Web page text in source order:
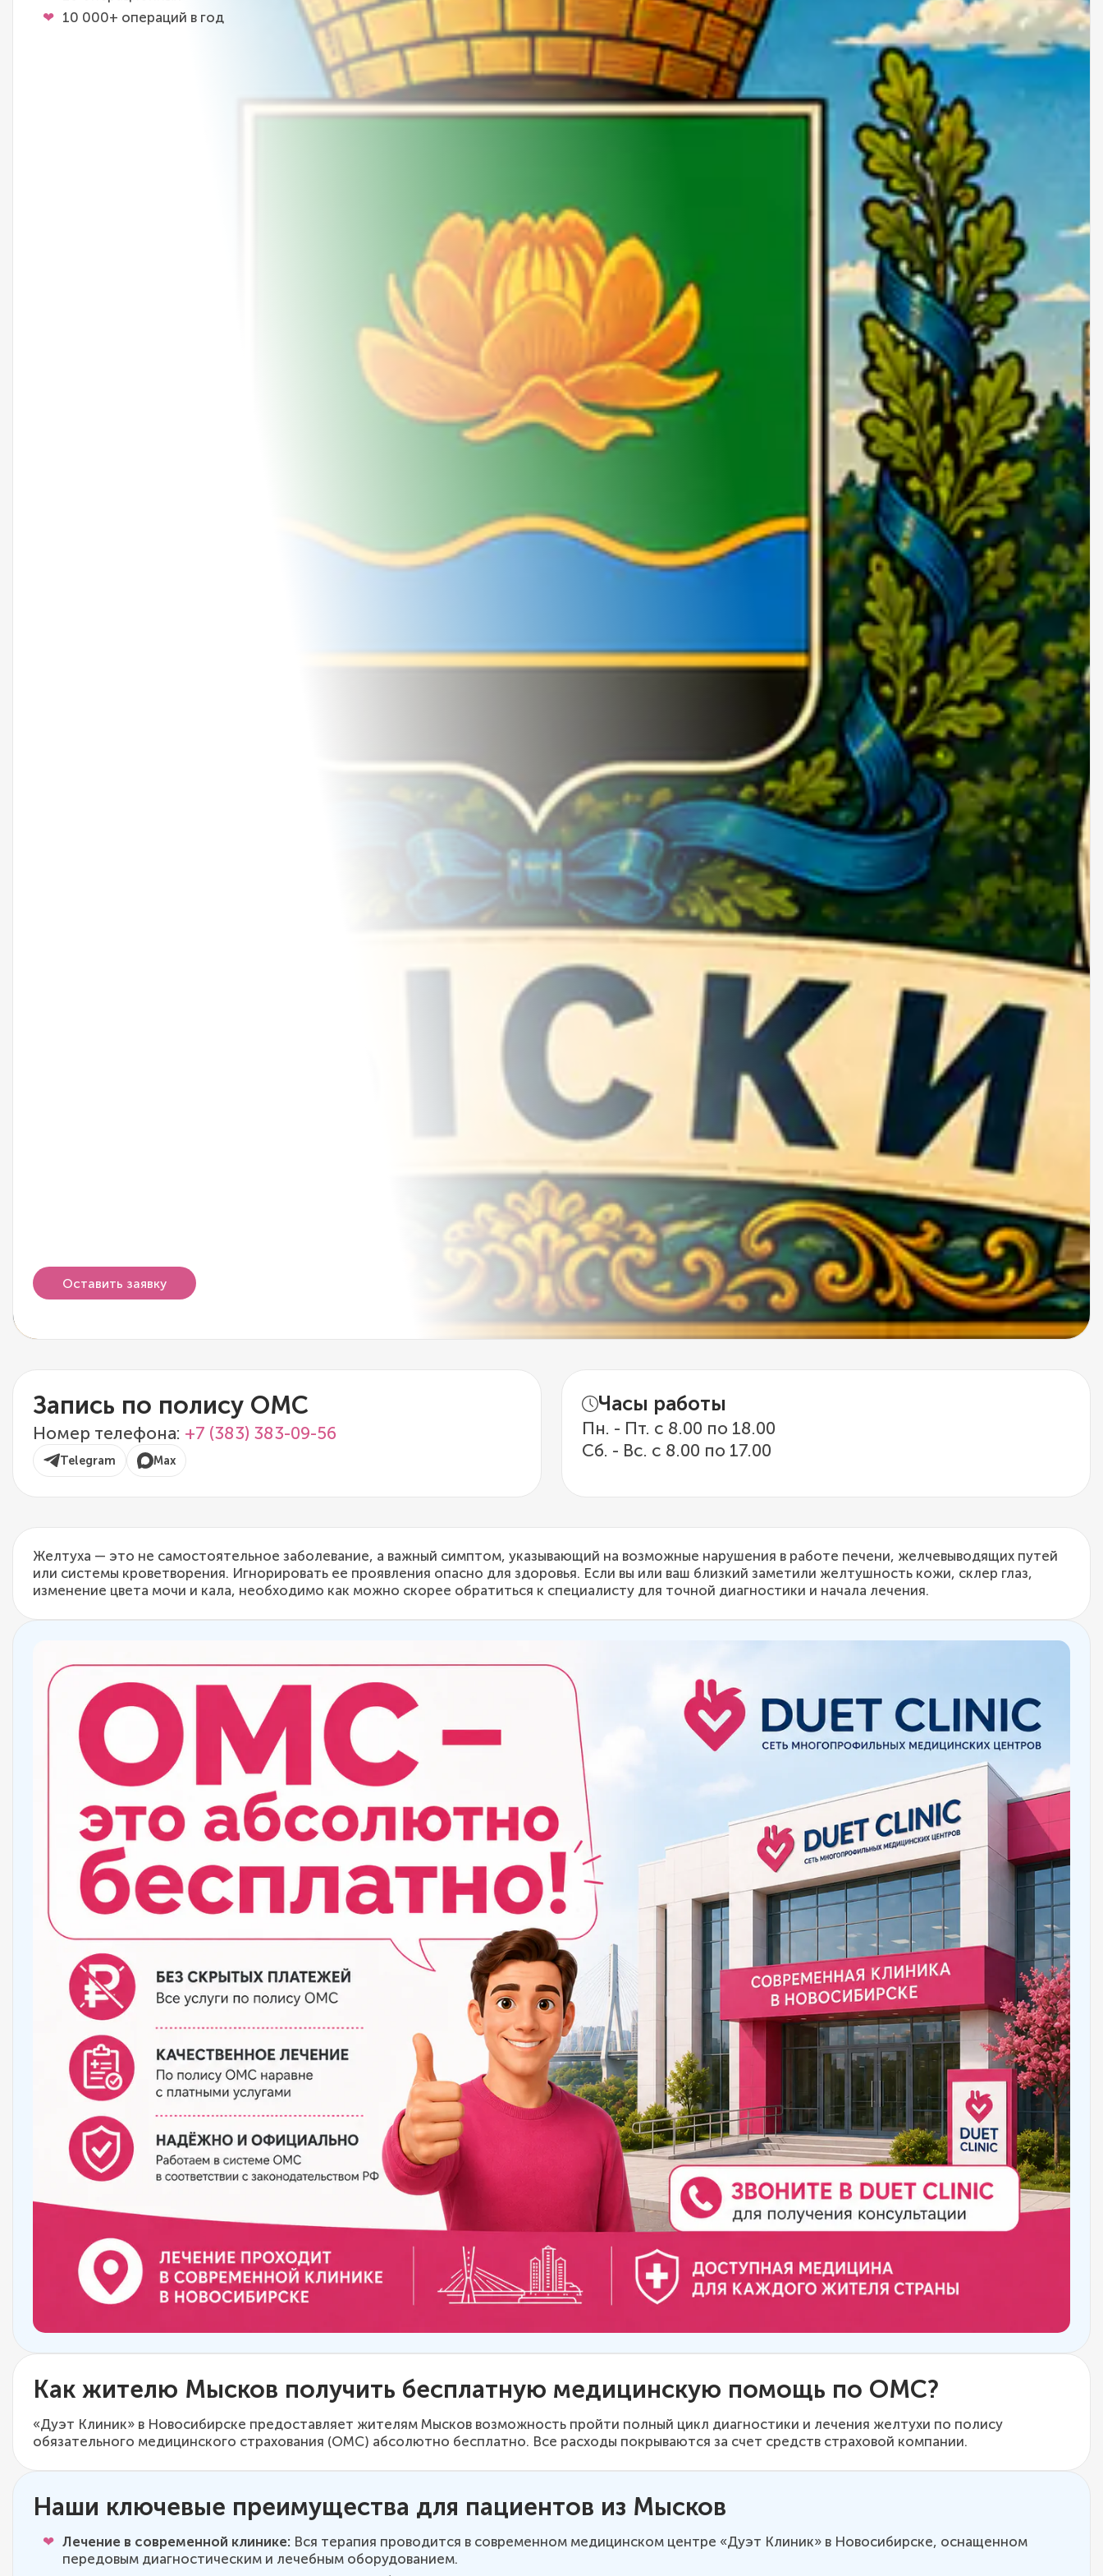
10 000+ операций в год
Оставить заявку
Запись по полису ОМС
Номер телефона: +7 (383) 383-09-56
Telegram Max
Часы работы
Пн. - Пт. с 8.00 по 18.00
Сб. - Вс. с 8.00 по 17.00
Желтуха — это не самостоятельное заболевание, а важный симптом, указывающий на возможные нарушения в работе печени, желчевыводящих путей
или системы кроветворения. Игнорировать ее проявления опасно для здоровья. Если вы или ваш близкий заметили желтушность кожи, склер глаз,
изменение цвета мочи и кала, необходимо как можно скорее обратиться к специалисту для точной диагностики и начала лечения.
Как жителю Мысков получить бесплатную медицинскую помощь по ОМС?
«Дуэт Клиник» в Новосибирске предоставляет жителям Мысков возможность пройти полный цикл диагностики и лечения желтухи по полису
обязательного медицинского страхования (ОМС) абсолютно бесплатно. Все расходы покрываются за счет средств страховой компании.
Наши ключевые преимущества для пациентов из Мысков
Лечение в современной клинике: Вся терапия проводится в современном медицинском центре «Дуэт Клиник» в Новосибирске, оснащенном
передовым диагностическим и лечебным оборудованием.